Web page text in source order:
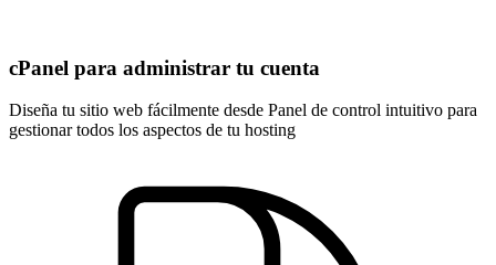
cPanel para administrar tu cuenta
Diseña tu sitio web fácilmente desde Panel de control intuitivo para
gestionar todos los aspectos de tu hosting